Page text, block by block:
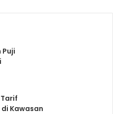
o
u
n
h
di Kawasan